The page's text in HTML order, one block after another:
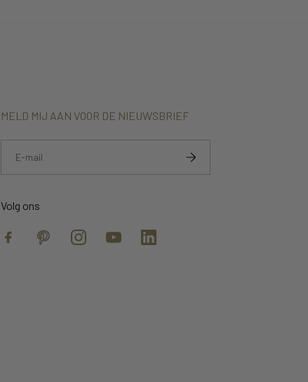
MELD MIJ AAN VOOR DE NIEUWSBRIEF
Volg ons
FacebookPinterestInstagramYouTubehttps://www.linkedin.com/